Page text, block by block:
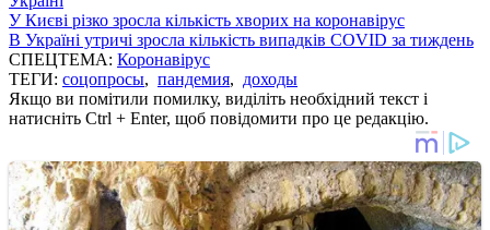
У Києві різко зросла кількість хворих на коронавірус
В Україні утричі зросла кількість випадків COVID за тиждень
СПЕЦТЕМА: Коронавірус
ТЕГИ: соцопросы, пандемия, доходы
Якщо ви помітили помилку, виділіть необхідний текст і
натисніть Ctrl + Enter, щоб повідомити про це редакцію.